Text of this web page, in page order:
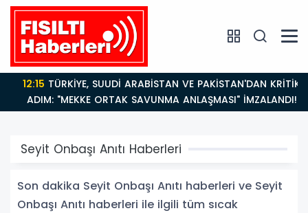
12:15TÜRKİYE, SUUDİ ARABİSTAN VE PAKİSTAN'DAN KRİTİK
ADIM: "MEKKE ORTAK SAVUNMA ANLAŞMASI" İMZALANDI!
Seyit Onbaşı Anıtı Haberleri
Son dakika Seyit Onbaşı Anıtı haberleri ve Seyit
Onbaşı Anıtı haberleri ile ilgili tüm sıcak